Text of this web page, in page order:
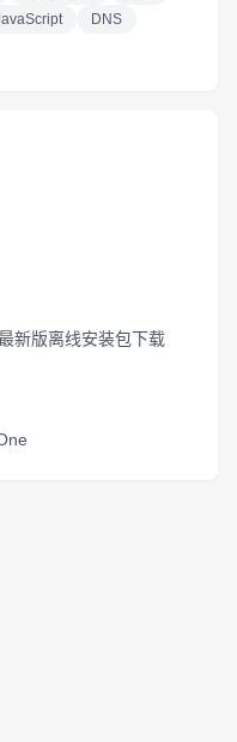
DNS
新版离线安装包下载